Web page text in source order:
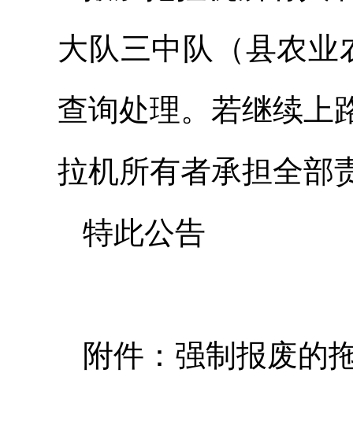
大队三中队（县农业
查询处理。若继续上
拉机所有者承担全部
特此公告
附件：强制报废的